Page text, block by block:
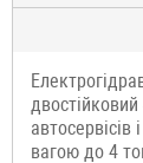
вагою до 4